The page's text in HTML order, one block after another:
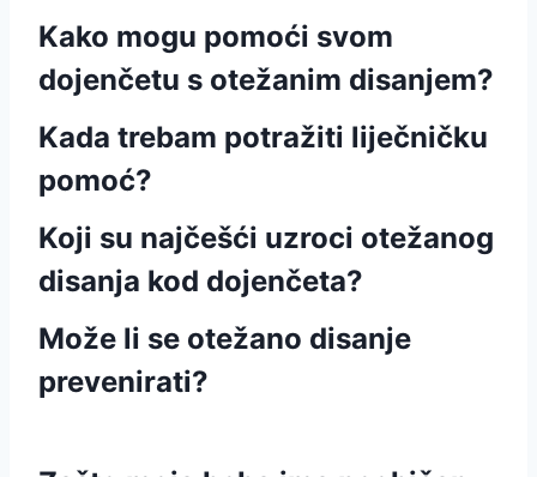
Kako mogu pomoći svom
dojenčetu s otežanim disanjem?
Kada trebam potražiti liječničku
pomoć?
Koji su najčešći uzroci otežanog
disanja kod dojenčeta?
Može li se otežano disanje
prevenirati?